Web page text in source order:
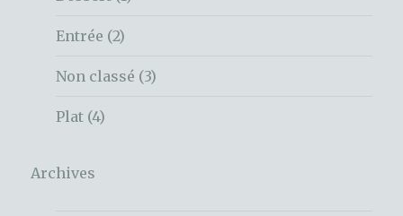
Entrée (2)
Non classé (3)
Plat (4)
Archives